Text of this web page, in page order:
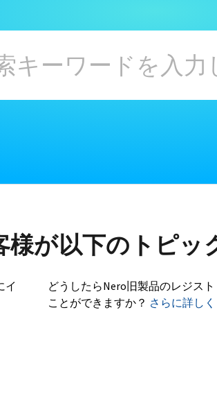
が以下のトピッ
イ
どうしたらNero旧製品のレジス
ことができますか？ さらに詳しく